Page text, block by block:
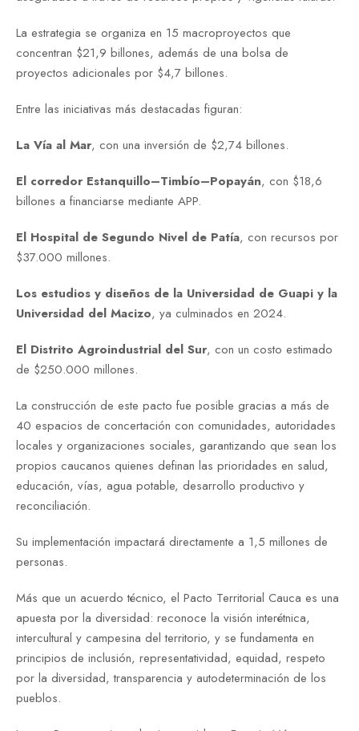
La estrategia se organiza en 15 macroproyectos que
concentran $21,9 billones, además de una bolsa de
proyectos adicionales por $4,7 billones.
Entre las iniciativas más destacadas figuran:
La Vía al Mar, con una inversión de $2,74 billones.
El corredor Estanquillo–Timbío–Popayán, con $18,6
billones a financiarse mediante APP.
El Hospital de Segundo Nivel de Patía, con recursos por
$37.000 millones.
Los estudios y diseños de la Universidad de Guapi y la
Universidad del Macizo, ya culminados en 2024.
El Distrito Agroindustrial del Sur, con un costo estimado
de $250.000 millones.
La construcción de este pacto fue posible gracias a más de
40 espacios de concertación con comunidades, autoridades
locales y organizaciones sociales, garantizando que sean los
propios caucanos quienes definan las prioridades en salud,
educación, vías, agua potable, desarrollo productivo y
reconciliación.
Su implementación impactará directamente a 1,5 millones de
personas.
Más que un acuerdo técnico, el Pacto Territorial Cauca es una
apuesta por la diversidad: reconoce la visión interétnica,
intercultural y campesina del territorio, y se fundamenta en
principios de inclusión, representatividad, equidad, respeto
por la diversidad, transparencia y autodeterminación de los
pueblos.